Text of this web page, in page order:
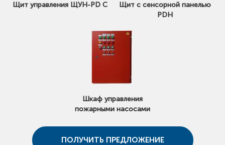
Щит управления ЩУН-PD C
Щит с сенсорной панелью
PDH
Шкаф управления
пожарными насосами
ПОЛУЧИТЬ ПРЕДЛОЖЕНИЕ